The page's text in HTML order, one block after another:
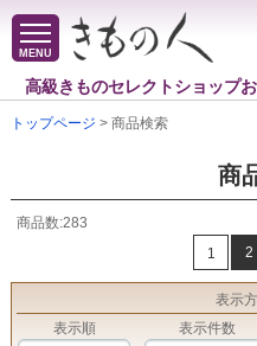
MENU
高級きものセレクトショップ
トップページ > 商品検索
商
商品数:283
1
2
表示
表示順
表示件数